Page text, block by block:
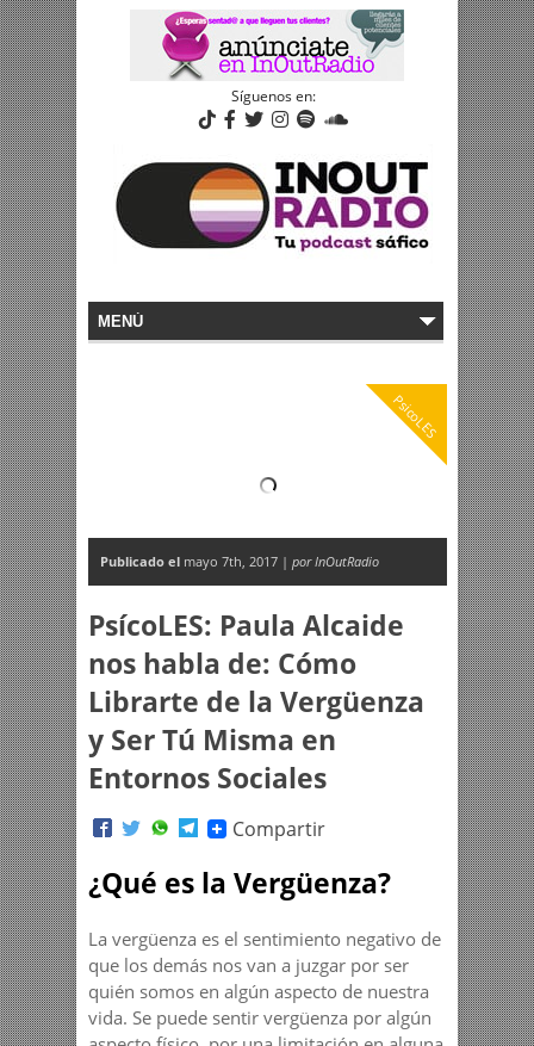
Síguenos en:
PsicoLES
Publicado el mayo 7th, 2017 | por InOutRadio
PsícoLES: Paula Alcaide
nos habla de: Cómo
Librarte de la Vergüenza
y Ser Tú Misma en
Entornos Sociales
Compartir
¿Qué es la Vergüenza?
La vergüenza es el sentimiento negativo de
que los demás nos van a juzgar por ser
quién somos en algún aspecto de nuestra
vida. Se puede sentir vergüenza por algún